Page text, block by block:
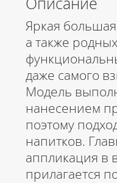
Яркая
а также
даже самого
Модель
нанесением
поэтому
напитков.
аппликация в
прилагается